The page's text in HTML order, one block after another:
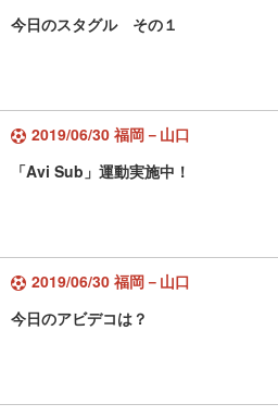
今日のスタグル その１
2019/06/30 福岡－山口
「Avi Sub」運動実施中！
2019/06/30 福岡－山口
今日のアビデコは？